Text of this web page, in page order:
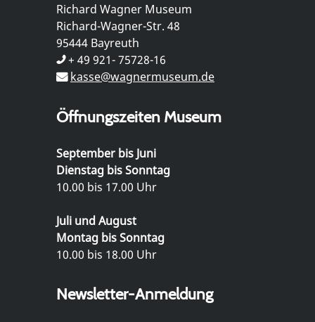
Richard Wagner Museum
Richard-Wagner-Str. 48
95444 Bayreuth
+ 49 921- 75728-16
kasse@wagnermuseum.de
Öffnungszeiten Museum
September bis Juni
Dienstag bis Sonntag
10.00 bis 17.00 Uhr
Juli und August
Montag bis Sonntag
10.00 bis 18.00 Uhr
Newsletter-Anmeldung